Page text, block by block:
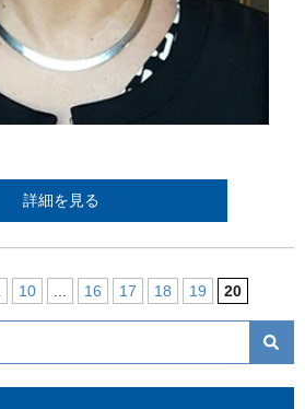
詳細を見る
10 16 17 18 19 20